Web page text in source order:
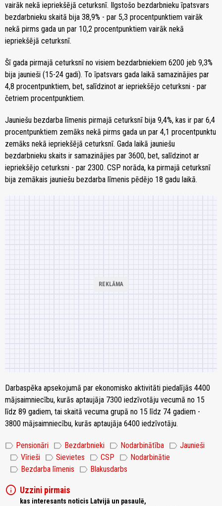
vairāk nekā iepriekšējā ceturksnī. Ilgstošo bezdarbnieku īpatsvars
bezdarbnieku skaitā bija 38,9% - par 5,3 procentpunktiem vairāk
nekā pirms gada un par 10,2 procentpunktiem vairāk nekā
iepriekšējā ceturksnī.
Šī gada pirmajā ceturksnī no visiem bezdarbniekiem 6200 jeb 9,3%
bija jaunieši (15-24 gadi). To īpatsvars gada laikā samazinājies par
4,8 procentpunktiem, bet, salīdzinot ar iepriekšējo ceturksni - par
četriem procentpunktiem.
Jauniešu bezdarba līmenis pirmajā ceturksnī bija 9,4%, kas ir par 6,4
procentpunktiem zemāks nekā pirms gada un par 4,1 procentpunktu
zemāks nekā iepriekšējā ceturksnī. Gada laikā jauniešu
bezdarbnieku skaits ir samazinājies par 3600, bet, salīdzinot ar
iepriekšējo ceturksni - par 2300. CSP norāda, ka pirmajā ceturksnī
bija zemākais jauniešu bezdarba līmenis pēdējo 18 gadu laikā.
Darbaspēka apsekojumā par ekonomisko aktivitāti piedalījās 4400
mājsaimniecību, kurās aptaujāja 7300 iedzīvotāju vecumā no 15
līdz 89 gadiem, tai skaitā vecuma grupā no 15 līdz 74 gadiem -
3800 mājsaimniecību, kurās aptaujāja 6400 iedzīvotāju.
label Pensionāri label Bezdarbnieki label Nodarbinātība label Jaunieši
label Vīrieši label Sievietes label CSP label Nodarbinātie
label Bezdarba līmenis label Blakusdarbs
info Uzzini pirmais
kas interesants noticis Latvijā un pasaulē,